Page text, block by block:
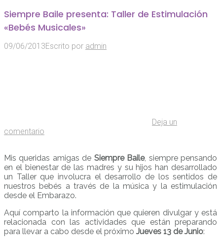
Siempre Baile presenta: Taller de Estimulación
«Bebés Musicales»
09/06/2013Escrito por admin
Deja un
comentario
Mis queridas amigas de Siempre Baile, siempre pensando
en el bienestar de las madres y su hijos han desarrollado
un Taller que involucra el desarrollo de los sentidos de
nuestros bebés a través de la música y la estimulación
desde el Embarazo.
Aquí comparto la información que quieren divulgar y está
relacionada con las actividades que están preparando
para llevar a cabo desde el próximo Jueves 13 de Junio: